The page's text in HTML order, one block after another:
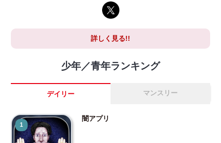
詳しく見る!!
少年／青年ランキング
デイリー マンスリー
1
闇アプリ